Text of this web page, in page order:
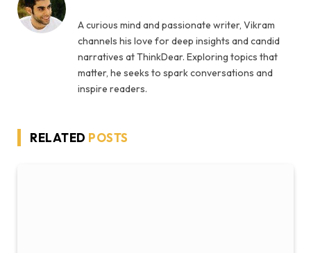
A curious mind and passionate writer, Vikram
channels his love for deep insights and candid
narratives at ThinkDear. Exploring topics that
matter, he seeks to spark conversations and
inspire readers.
RELATED POSTS